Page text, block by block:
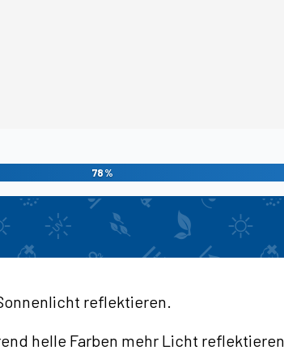
78%
reflektieren.
helle Farben mehr Licht